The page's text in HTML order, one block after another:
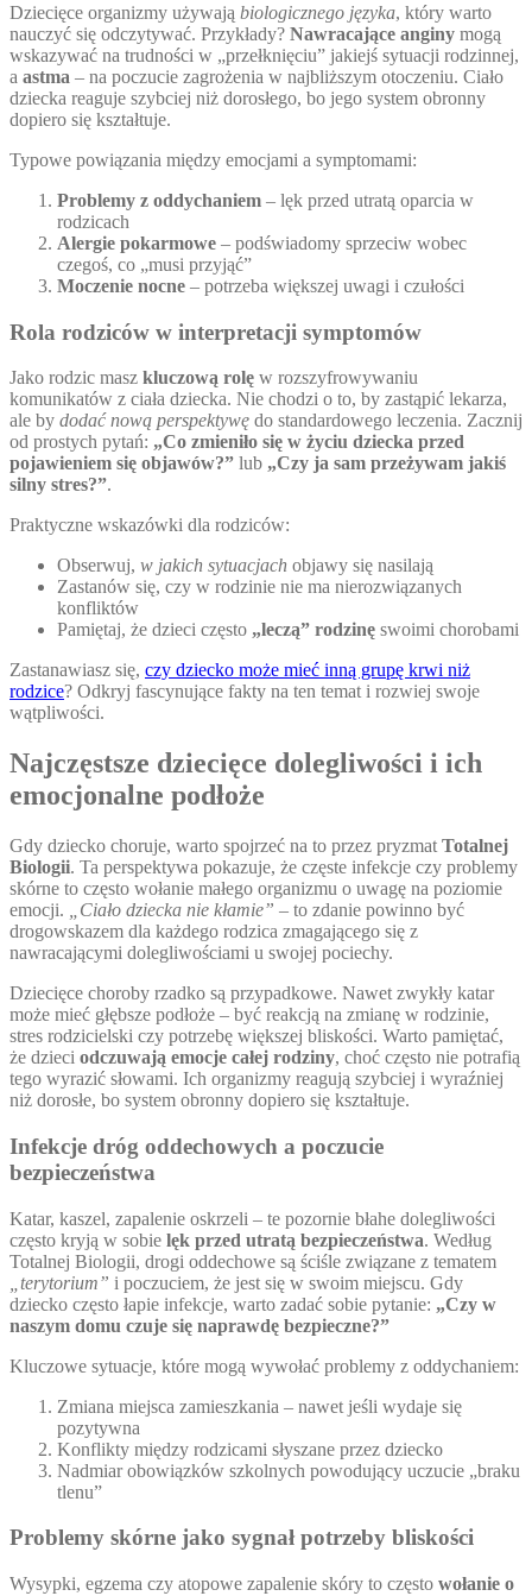
Dziecięce organizmy używają biologicznego języka, który warto
nauczyć się odczytywać. Przykłady? Nawracające anginy mogą
wskazywać na trudności w „przełknięciu” jakiejś sytuacji rodzinnej,
a astma – na poczucie zagrożenia w najbliższym otoczeniu. Ciało
dziecka reaguje szybciej niż dorosłego, bo jego system obronny
dopiero się kształtuje.
Typowe powiązania między emocjami a symptomami:
Problemy z oddychaniem – lęk przed utratą oparcia w
rodzicach
Alergie pokarmowe – podświadomy sprzeciw wobec
czegoś, co „musi przyjąć”
Moczenie nocne – potrzeba większej uwagi i czułości
Rola rodziców w interpretacji symptomów
Jako rodzic masz kluczową rolę w rozszyfrowywaniu
komunikatów z ciała dziecka. Nie chodzi o to, by zastąpić lekarza,
ale by dodać nową perspektywę do standardowego leczenia. Zacznij
od prostych pytań: „Co zmieniło się w życiu dziecka przed
pojawieniem się objawów?” lub „Czy ja sam przeżywam jakiś
silny stres?”.
Praktyczne wskazówki dla rodziców:
Obserwuj, w jakich sytuacjach objawy się nasilają
Zastanów się, czy w rodzinie nie ma nierozwiązanych
konfliktów
Pamiętaj, że dzieci często „leczą” rodzinę swoimi chorobami
Zastanawiasz się, czy dziecko może mieć inną grupę krwi niż
rodzice? Odkryj fascynujące fakty na ten temat i rozwiej swoje
wątpliwości.
Najczęstsze dziecięce dolegliwości i ich
emocjonalne podłoże
Gdy dziecko choruje, warto spojrzeć na to przez pryzmat Totalnej
Biologii. Ta perspektywa pokazuje, że częste infekcje czy problemy
skórne to często wołanie małego organizmu o uwagę na poziomie
emocji.
„Ciało dziecka nie kłamie” – to zdanie powinno być
drogowskazem dla każdego rodzica zmagającego się z
nawracającymi dolegliwościami u swojej pociechy.
Dziecięce choroby rzadko są przypadkowe. Nawet zwykły katar
może mieć głębsze podłoże – być reakcją na zmianę w rodzinie,
stres rodzicielski czy potrzebę większej bliskości. Warto pamiętać,
że dzieci odczuwają emocje całej rodziny, choć często nie potrafią
tego wyrazić słowami. Ich organizmy reagują szybciej i wyraźniej
niż dorosłe, bo system obronny dopiero się kształtuje.
Infekcje dróg oddechowych a poczucie
bezpieczeństwa
Katar, kaszel, zapalenie oskrzeli – te pozornie błahe dolegliwości
często kryją w sobie lęk przed utratą bezpieczeństwa. Według
Totalnej Biologii, drogi oddechowe są ściśle związane z tematem
„terytorium” i poczuciem, że jest się w swoim miejscu. Gdy
dziecko często łapie infekcje, warto zadać sobie pytanie: „Czy w
naszym domu czuje się naprawdę bezpieczne?”
Kluczowe sytuacje, które mogą wywołać problemy z oddychaniem:
Zmiana miejsca zamieszkania – nawet jeśli wydaje się
pozytywna
Konflikty między rodzicami słyszane przez dziecko
Nadmiar obowiązków szkolnych powodujący uczucie „braku
tlenu”
Problemy skórne jako sygnał potrzeby bliskości
Wysypki, egzema czy atopowe zapalenie skóry to często wołanie o